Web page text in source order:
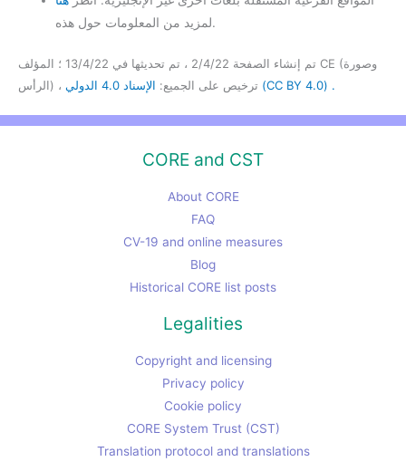
لمزيد من المعلومات حول هذه.
تم إنشاء الصفحة 2/4/22 ، تم تحديثها في 13/4/22 ؛ المؤلف CE (وصورة
الرأس) ، ترخيص على الجميع: الإسناد 4.0 الدولي (CC BY 4.0) .
CORE and CST
About CORE
FAQ
CV-19 and online measures
Blog
Historical CORE list posts
Legalities
Copyright and licensing
Privacy policy
Cookie policy
CORE System Trust (CST)
Translation protocol and translations